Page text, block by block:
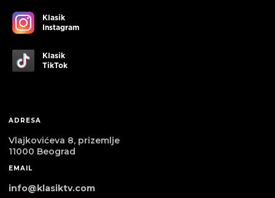
Klasik
Instagram
Klasik
TikTok
ADRESA
Vlajkovićeva 8, prizemlje
11000 Beograd
EMAIL
info@klasiktv.com